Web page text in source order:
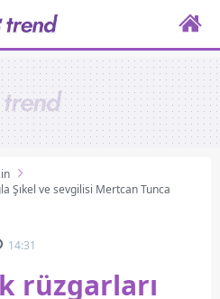
Şıkel ve sevgilisi Mertcan Tunca
14:31
rüzgarları